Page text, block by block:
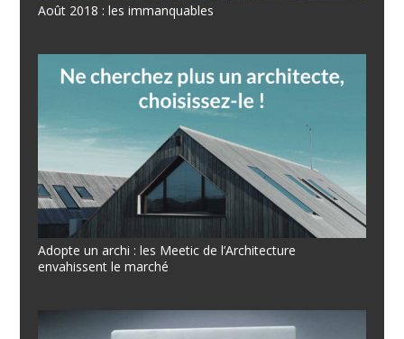
Août 2018 : les immanquables
Adopte un archi : les Meetic de l’Architecture
envahissent le marché